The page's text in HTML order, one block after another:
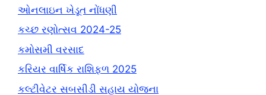
ઓનલાઇન ખેડૂત નોંધણી
કચ્છ રણોત્સવ 2024-25
કમોસમી વરસાદ
કરિયર વાર્ષિક રાશિફળ 2025
કલ્ટીવેટર સબસીડી સહાય યોજના